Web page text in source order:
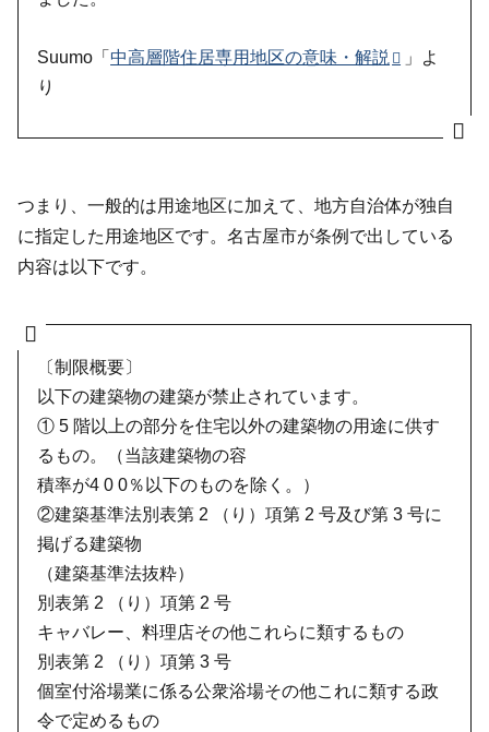
Suumo「中高層階住居専用地区の意味・解説
」よ
り
つまり、一般的は用途地区に加えて、地方自治体が独自
に指定した用途地区です。名古屋市が条例で出している
内容は以下です。
〔制限概要〕
以下の建築物の建築が禁止されています。
① 5 階以上の部分を住宅以外の建築物の用途に供す
るもの。（当該建築物の容
積率が4 0 0％以下のものを除く。）
②建築基準法別表第 2 （り）項第 2 号及び第 3 号に
掲げる建築物
（建築基準法抜粋）
別表第 2 （り）項第 2 号
キャバレー、料理店その他これらに類するもの
別表第 2 （り）項第 3 号
個室付浴場業に係る公衆浴場その他これに類する政
令で定めるもの